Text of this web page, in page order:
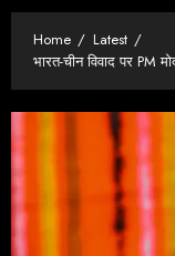
Home
Latest
भारत-चीन विवाद पर PM